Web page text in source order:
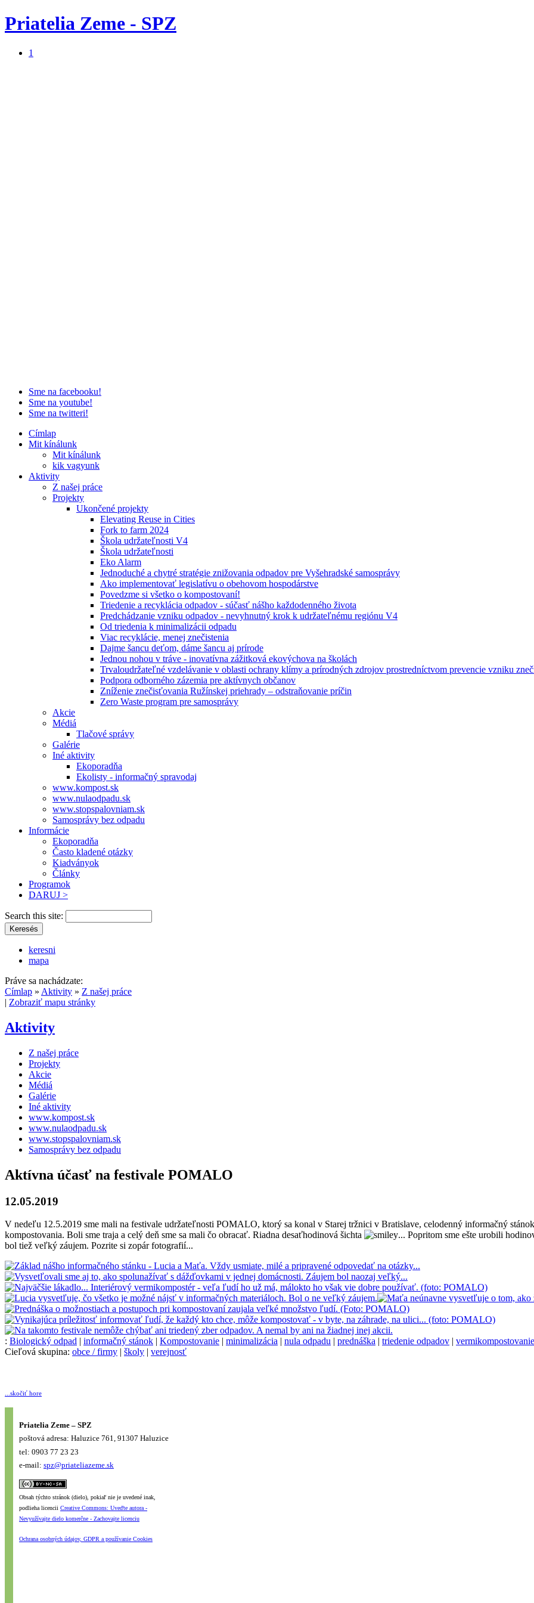
Priatelia Zeme - SPZ
1
Sme na facebooku!
Sme na youtube!
Sme na twitteri!
Címlap
Mit kínálunk
Mit kínálunk
kik vagyunk
Aktivity
Z našej práce
Projekty
Ukončené projekty
Elevating Reuse in Cities
Fork to farm 2024
Škola udržateľnosti V4
Škola udržateľnosti
Eko Alarm
Jednoduché a chytré stratégie znižovania odpadov pre Vyšehradské samosprávy
Ako implementovať legislatívu o obehovom hospodárstve
Povedzme si všetko o kompostovaní!
Triedenie a recyklácia odpadov - súčasť nášho každodenného života
Predchádzanie vzniku odpadov - nevyhnutný krok k udržateľnému regiónu V4
Od triedenia k minimalizácii odpadu
Viac recyklácie, menej znečistenia
Dajme šancu deťom, dáme šancu aj prírode
Jednou nohou v tráve - inovatívna zážitková ekovýchova na školách
Trvaloudržateľné vzdelávanie v oblasti ochrany klímy a prírodných zdrojov prostredníctvom prevencie vzniku
Podpora odborného zázemia pre aktívnych občanov
Zníženie znečisťovania Ružínskej priehrady – odstraňovanie príčin
Zero Waste program pre samosprávy
Akcie
Médiá
Tlačové správy
Galérie
Iné aktivity
Ekoporadňa
Ekolisty - informačný spravodaj
www.kompost.sk
www.nulaodpadu.sk
www.stopspalovniam.sk
Samosprávy bez odpadu
Informácie
Ekoporadňa
Často kladené otázky
Kiadványok
Články
Programok
DARUJ >
Search this site:
keresni
mapa
Práve sa nachádzate:
Címlap » Aktivity » Z našej práce
| Zobraziť mapu stránky
Aktivity
Z našej práce
Projekty
Akcie
Médiá
Galérie
Iné aktivity
www.kompost.sk
www.nulaodpadu.sk
www.stopspalovniam.sk
Samosprávy bez odpadu
Aktívna účasť na festivale POMALO
12.05.2019
V nedeľu 12.5.2019 sme mali na festivale udržateľnosti POMALO, ktorý sa konal v Starej tržnici v Bratislave, celodenný informačný
kompostovania. Boli sme traja a celý deň sme sa mali čo obracať. Riadna desaťhodinová šichta
... Popritom sme ešte urobili
bol tiež veľký záujem. Pozrite si zopár fotografií...
: Biologický odpad | informačný stánok | Kompostovanie | minimalizácia | nula odpadu | prednáška | triedenie odpadov | vermikompostovanie
Cieľová skupina: obce / firmy | školy | verejnosť
...skočiť hore
Priatelia Zeme – SPZ
poštová adresa: Haluzice 761, 91307 Haluzice
tel: 0903 77 23 23
e-mail: spz@priateliazeme.sk
Obsah týchto stránok (dielo), pokiaľ nie je uvedené inak,
podlieha licencii Creative Commons: Uveďte autora -
Nevyužívajte dielo komerčne - Zachovajte licenciu
Ochrana osobných údajov, GDPR a používanie Cookies